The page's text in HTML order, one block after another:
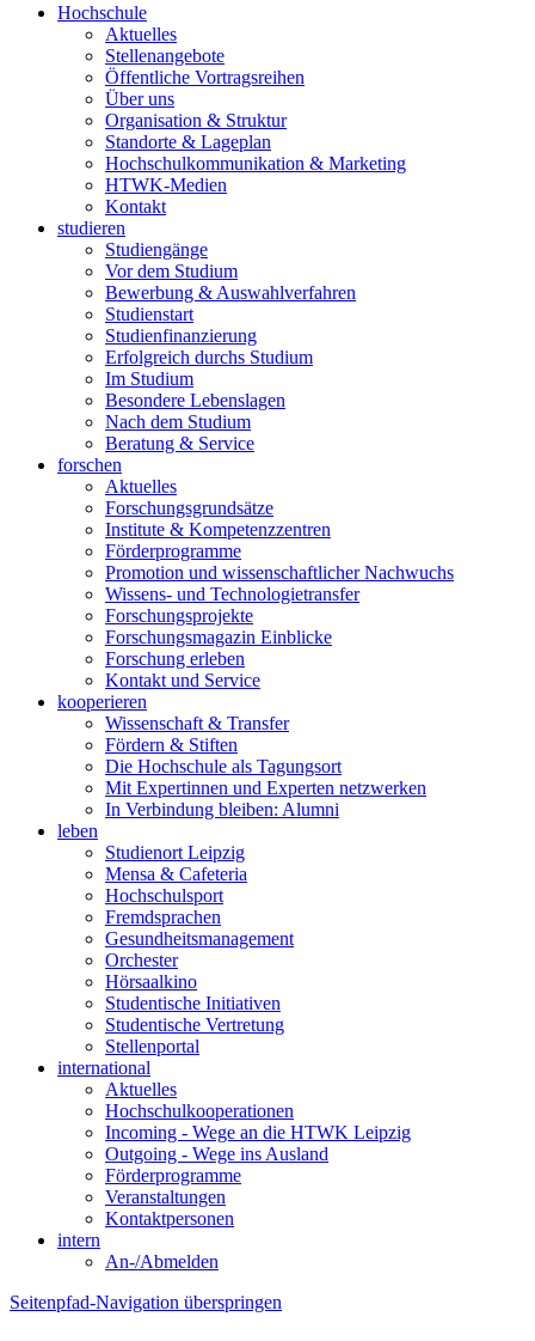
Hochschule
Aktuelles
Stellenangebote
Öffentliche Vortragsreihen
Über uns
Organisation & Struktur
Standorte & Lageplan
Hochschulkommunikation & Marketing
HTWK-Medien
Kontakt
studieren
Studiengänge
Vor dem Studium
Bewerbung & Auswahlverfahren
Studienstart
Studienfinanzierung
Erfolgreich durchs Studium
Im Studium
Besondere Lebenslagen
Nach dem Studium
Beratung & Service
forschen
Aktuelles
Forschungsgrundsätze
Institute & Kompetenzzentren
Förderprogramme
Promotion und wissenschaftlicher Nachwuchs
Wissens- und Technologietransfer
Forschungsprojekte
Forschungsmagazin Einblicke
Forschung erleben
Kontakt und Service
kooperieren
Wissenschaft & Transfer
Fördern & Stiften
Die Hochschule als Tagungsort
Mit Expertinnen und Experten netzwerken
In Verbindung bleiben: Alumni
leben
Studienort Leipzig
Mensa & Cafeteria
Hochschulsport
Fremdsprachen
Gesundheitsmanagement
Orchester
Hörsaalkino
Studentische Initiativen
Studentische Vertretung
Stellenportal
international
Aktuelles
Hochschulkooperationen
Incoming - Wege an die HTWK Leipzig
Outgoing - Wege ins Ausland
Förderprogramme
Veranstaltungen
Kontaktpersonen
intern
An-/Abmelden
Seitenpfad-Navigation überspringen